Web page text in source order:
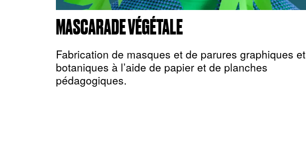
MASCARADE VÉGÉTALE
Fabrication de masques et de parures graphiques et
botaniques à l’aide de papier et de planches
pédagogiques.